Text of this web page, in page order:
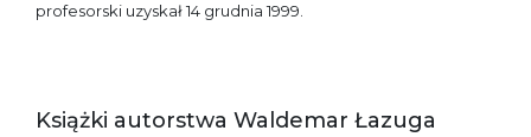
profesorski uzyskał 14 grudnia 1999.
Książki autorstwa Waldemar Łazuga